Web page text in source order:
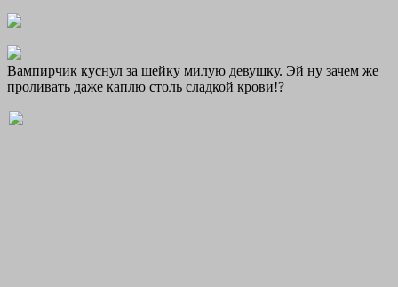
Вампирчик куснул за шейку милую девушку. Эй ну зачем же
проливать даже каплю столь сладкой крови!?